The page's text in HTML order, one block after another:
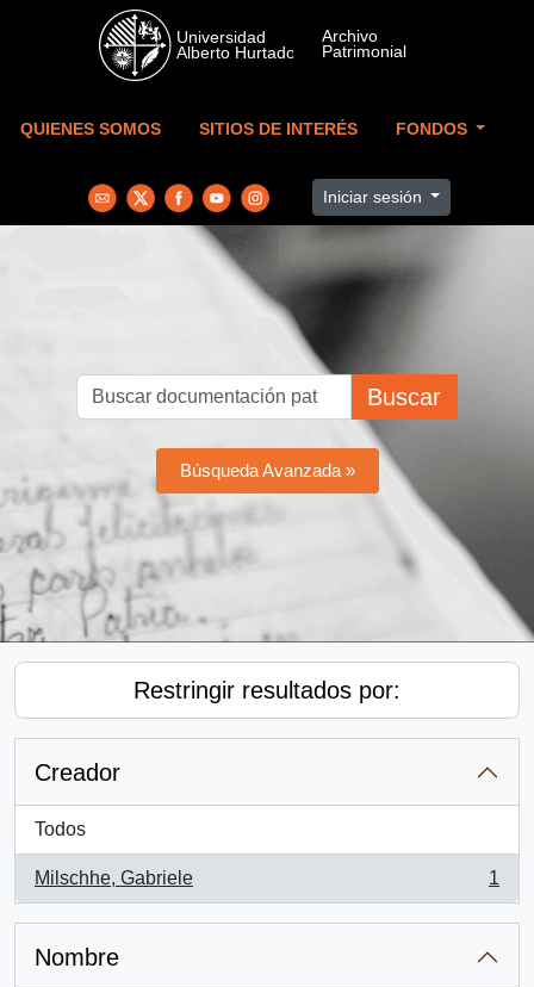
Skip to main content
QUIENES SOMOS SITIOS DE INTERÉS FONDOS
Iniciar sesión
Buscar
Búsqueda Avanzada »
Restringir resultados por:
Creador
Todos
Milschhe, Gabriele
, 1 resultados
1
Nombre